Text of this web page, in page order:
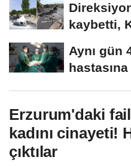
kaybetti,
Aynı gün
Erzurum'daki
kadını cinayeti!
çıktılar